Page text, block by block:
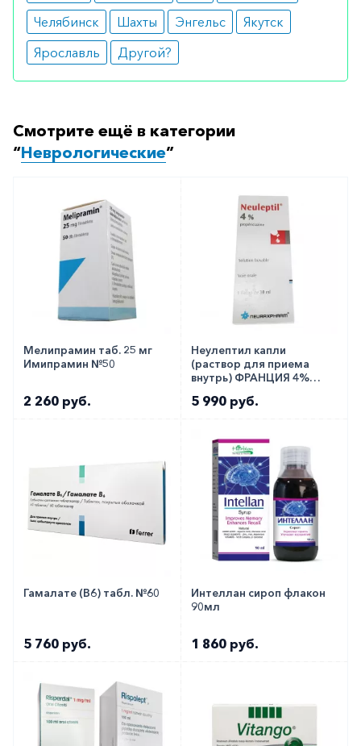
Челябинск
Шахты Энгельс
Якутск
Ярославль
Другой?
Смотрите ещё в категории
“Неврологические”
Мелипрамин таб. 25 мг
Имипрамин №50
2 260 руб.
Неулептил капли
(раствор для приема
внутрь) ФРАНЦИЯ 4%
5 990 руб.
Гамалате (В6) табл. №60
5 760 руб.
Интеллан сироп флакон
90мл
1 860 руб.